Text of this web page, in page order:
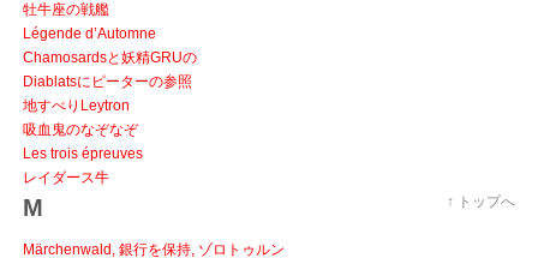
牡牛座の戦艦
Légende d’Automne
Chamosardsと妖精GRUの
Diablatsにピーターの参照
地すべりLeytron
吸血鬼のなぞなぞ
Les trois épreuves
レイダース牛
↑ トップへ
M
Märchenwald, 銀行を保持, ゾロトゥルン